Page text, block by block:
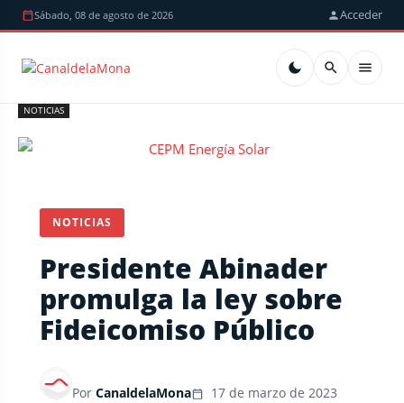
Sábado, 08 de agosto de 2026 Acceder
NOTICIAS
NOTICIAS
Presidente Abinader
promulga la ley sobre
Fideicomiso Público
Por CanaldelaMona 17 de marzo de 2023